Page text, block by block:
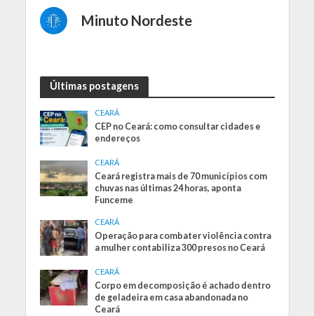
Minuto Nordeste
Últimas postagens
CEARÁ
CEP no Ceará: como consultar cidades e
endereços
CEARÁ
Ceará registra mais de 70 municípios com
chuvas nas últimas 24 horas, aponta
Funceme
CEARÁ
Operação para combater violência contra
a mulher contabiliza 300 presos no Ceará
CEARÁ
Corpo em decomposição é achado dentro
de geladeira em casa abandonada no
Ceará